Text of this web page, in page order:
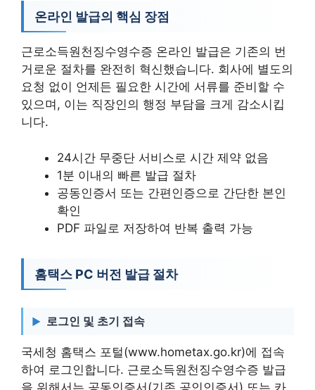
온라인 발급의 핵심 장점
근로소득원천징수영수증 온라인 발급은 기존의 번
거로운 절차를 완전히 혁신했습니다. 회사에 별도의
요청 없이 언제든 필요한 시간에 서류를 준비할 수
있으며, 이는 직장인의 행정 부담을 크게 감소시킵
니다.
24시간 무중단 서비스로 시간 제약 없음
1분 이내의 빠른 발급 절차
공동인증서 또는 간편인증으로 간단한 본인
확인
PDF 파일로 저장하여 반복 출력 가능
홈택스 PC 버전 발급 절차
로그인 및 초기 접속
국세청 홈택스 포털(www.hometax.go.kr)에 접속
하여 로그인합니다. 근로소득원천징수영수증 발급
을 위해서는 공동인증서(기존 공인인증서) 또는 카